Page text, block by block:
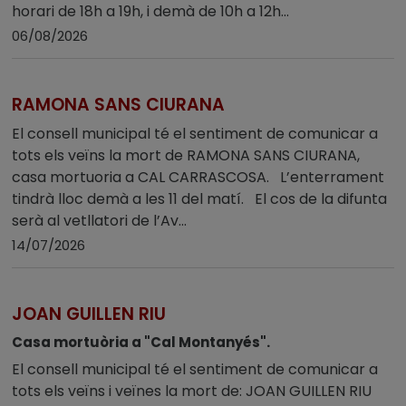
horari de 18h a 19h, i demà de 10h a 12h...
06/08/2026
RAMONA SANS CIURANA
El consell municipal té el sentiment de comunicar a
tots els veïns la mort de RAMONA SANS CIURANA,
casa mortuoria a CAL CARRASCOSA. L’enterrament
tindrà lloc demà a les 11 del matí. El cos de la difunta
serà al vetllatori de l’Av...
14/07/2026
JOAN GUILLEN RIU
Casa mortuòria a "Cal Montanyés".
El consell municipal té el sentiment de comunicar a
tots els veïns i veïnes la mort de: JOAN GUILLEN RIU